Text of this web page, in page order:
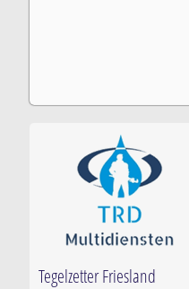
Tegelzetter Friesland